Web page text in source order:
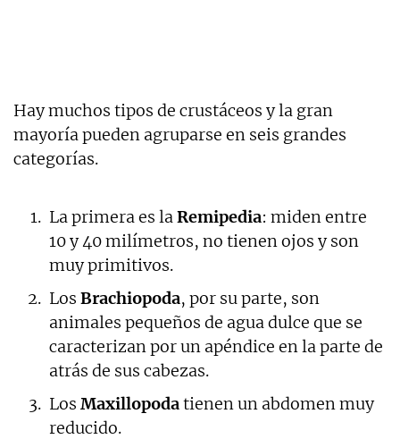
Hay muchos tipos de crustáceos y la gran
mayoría pueden agruparse en seis grandes
categorías.
La primera es laRemipedia: miden entre
10 y 40 milímetros, no tienen ojos y son
muy primitivos.
Los Brachiopoda, por su parte, son
animales pequeños de agua dulce que se
caracterizan por un apéndice en la parte de
atrás de sus cabezas.
Los Maxillopodatienen un abdomen muy
reducido.